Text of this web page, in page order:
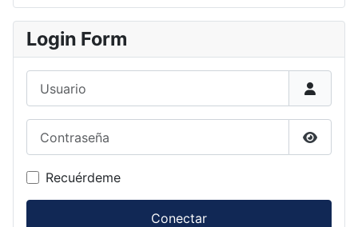
Login Form
Recuérdeme
Conectar